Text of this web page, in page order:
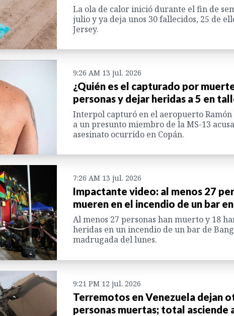
La ola de calor inició durante el fin de
julio y ya deja unos 30 fallecidos, 25 de
Jersey.
9:26 AM 13 jul. 2026
¿Quién es el capturado por
personas y dejar heridas a 5 en
Interpol capturó en el aeropuerto
a un presunto miembro de la MS-13
asesinato ocurrido en Copán.
7:26 AM 13 jul. 2026
Impactante video: al menos 27
mueren en el incendio de un bar
Al menos 27 personas han muerto y 18
heridas en un incendio de un bar de
madrugada del lunes.
9:21 PM 12 jul. 2026
Terremotos en Venezuela dejan
personas muertas; total asciende